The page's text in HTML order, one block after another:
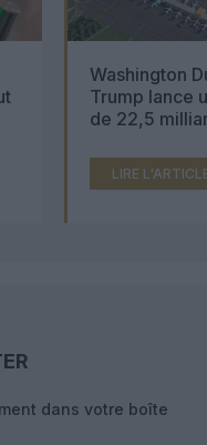
Washington
Trump lance
de 22,5
LIRE
dans votre boîte